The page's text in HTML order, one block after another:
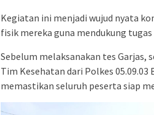
Kegiatan ini menjadi wujud nyata
fisik mereka guna mendukung tugas
Sebelum melaksanakan tes
Tim Kesehatan dari Polkes
memastikan seluruh peserta siap